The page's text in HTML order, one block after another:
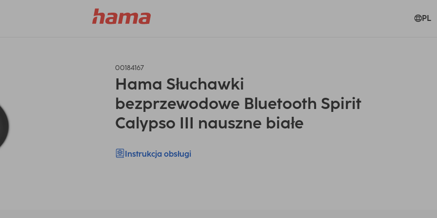
PL
00184167
Hama Słuchawki
bezprzewodowe Bluetooth Spirit
Calypso III nauszne białe
Instrukcja obsługi